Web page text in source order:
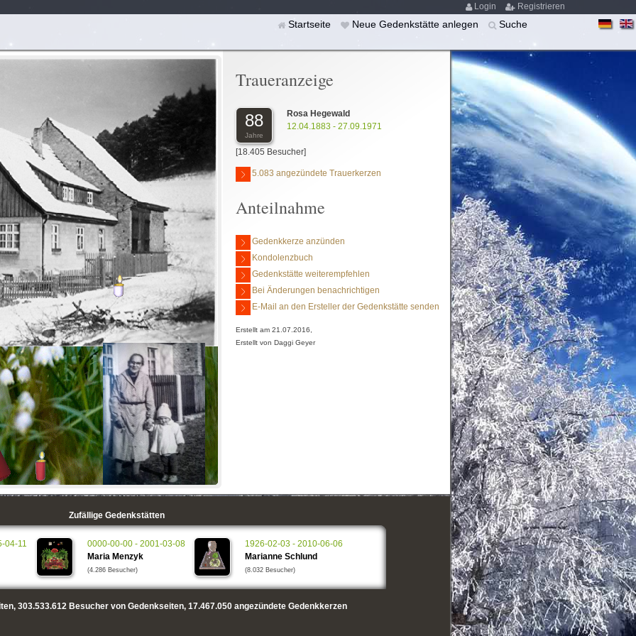
Login Registrieren
Startseite Neue Gedenkstätte anlegen Suche
Traueranzeige
88
Jahre
Rosa Hegewald
12.04.1883 - 27.09.1971
[18.405 Besucher]
5.083 angezündete Trauerkerzen
Anteilnahme
Gedenkkerze anzünden
Kondolenzbuch
Gedenkstätte weiterempfehlen
Bei Änderungen benachrichtigen
E-Mail an den Ersteller der Gedenkstätte senden
Erstellt am 21.07.2016,
Erstellt von Daggi Geyer
Zufällige Gedenkstätten
04-11
0000-00-00 - 2001-03-08
Maria Menzyk
(4.286 Besucher)
1926-02-03 - 2010-06-06
Marianne Schlund
(8.032 Besucher)
303.533.612Besucher von Gedenkseiten, 17.467.050angezündete Gedenkkerzen